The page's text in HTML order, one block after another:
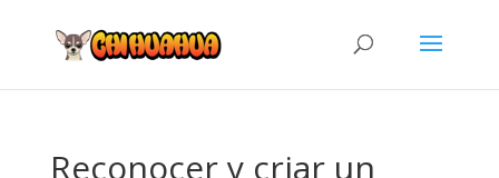
Reconocer y criar un